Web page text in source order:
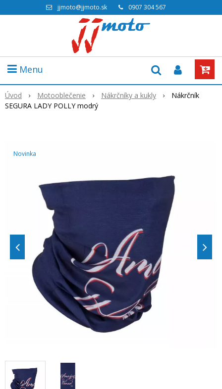
jjmoto@jjmoto.sk 0907 304 567
Menu
Úvod Motooblečenie Nákrčníky a kukly
Nákrčník
SEGURA LADY POLLY modrý
Novinka